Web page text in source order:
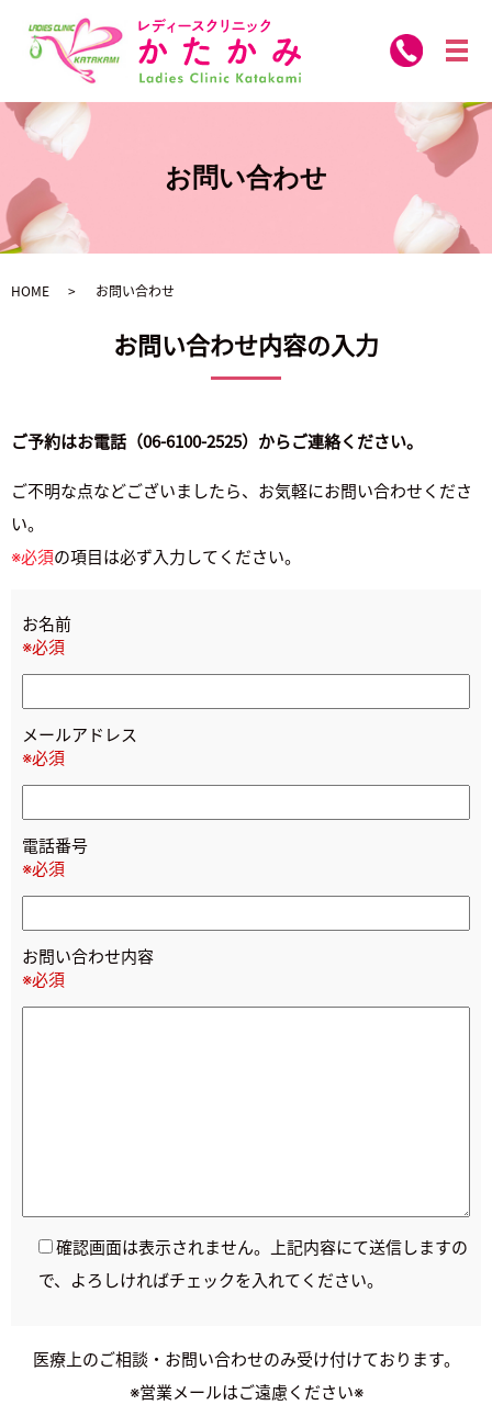
メ
お問い合わせ
HOME お問い合わせ
お問い合わせ内容の入力
ご予約はお電話（06-6100-2525） からご連絡ください。
ご不明な点などございましたら、お気軽にお問い合わせくださ
い。
※必須の項目は必ず入力してください。
お名前
※必須
メールアドレス
※必須
電話番号
※必須
お問い合わせ内容
※必須
確認画面は表示されません。上記内容にて送信しますの
で、よろしければチェックを入れてください。
医療上のご相談・お問い合わせのみ受け付けております。
※営業メールはご遠慮ください※